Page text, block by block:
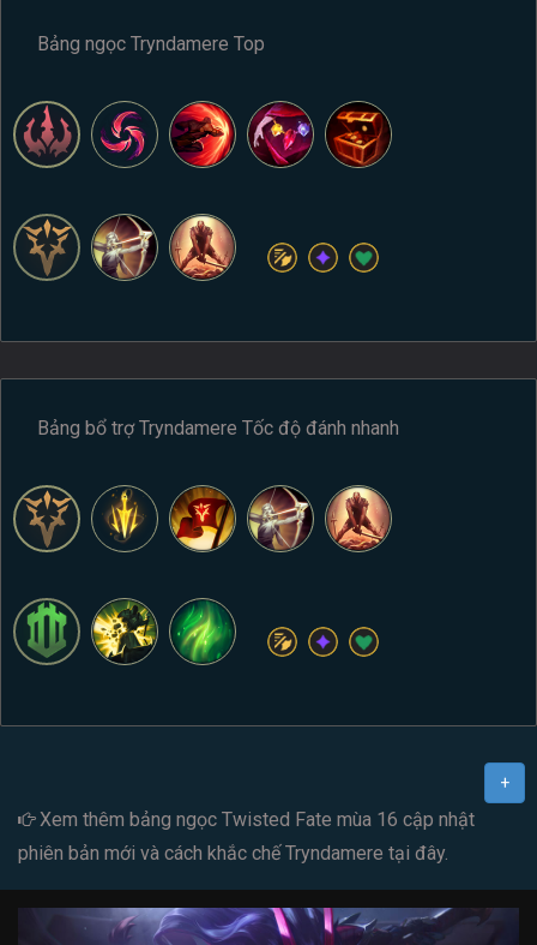
Bảng ngọc Tryndamere Top
Bảng bổ trợ Tryndamere Tốc độ đánh nhanh
+
Xem thêm bảng ngọc Twisted Fate mùa 16 cập nhật
phiên bản mới và cách khắc chế Tryndamere tại đây.